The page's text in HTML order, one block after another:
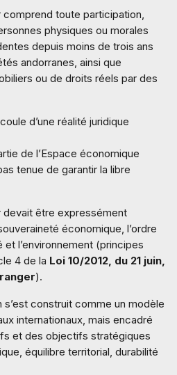
comprend toute participation,
physiques ou morales
depuis moins de trois ans
andorranes, ainsi que
ou de droits réels par des
d’une réalité juridique
de l’Espace économique
tenue de garantir la libre
devait être expressément
économique, l’ordre
l’environnement (principes
4 de la Loi 10/2012, du 21 juin,
).
construit comme un modèle
internationaux, mais encadré
et des objectifs stratégiques
équilibre territorial, durabilité